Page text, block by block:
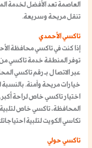
العاصمة تعد الأفضل لخدمة
تنقل مريحة وسريعة.
تاكسي الأحمدي
إذا كنت فيتاكسي محافظة
توفر المنطقة خدمة تاكسي
عبر الاتصال بـرقم تاكسي
خيارات مريحة وآمنة. بالنسبة
اختيارتاكسي خاصلراحة
المحافظة،تاكسي خاص
تكاسي الكويتلتلبية
تاكسي حولي